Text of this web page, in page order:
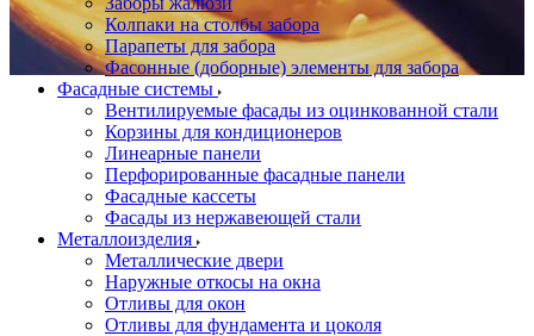
Колпаки на столбы забора
Парапеты для забора
Фасонные (доборные) элементы для забора
Фасадные системы
Вентилируемые фасады из оцинкованной стали
Корзины для кондиционеров
Линеарные панели
Перфорированные фасадные панели
Фасадные кассеты
Фасады из нержавеющей стали
Металлоизделия
Металлические двери
Наружные откосы на окна
Отливы для окон
Отливы для фундамента и цоколя